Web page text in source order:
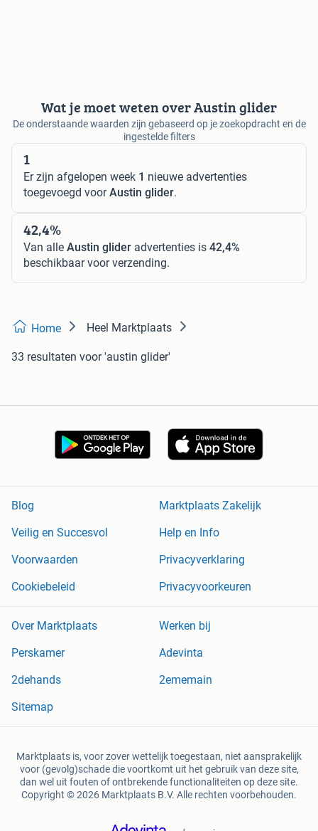
Wat je moet weten over Austin glider
De onderstaande waarden zijn gebaseerd op je zoekopdracht en de
ingestelde filters
1
Er zijn afgelopen week 1 nieuwe advertenties
toegevoegd voorAustin glider.
42,4%
Van alle Austin glider advertenties is 42,4%
beschikbaar voor verzending.
Home Heel Marktplaats
33 resultaten voor 'austin glider'
Blog
Marktplaats Zakelijk
Veilig en Succesvol
Help en Info
Voorwaarden
Privacyverklaring
Cookiebeleid
Privacyvoorkeuren
Over Marktplaats
Werken bij
Perskamer
Adevinta
2dehands
2ememain
Sitemap
Marktplaats is, voor zover wettelijk toegestaan, niet aansprakelijk
voor (gevolg)schade die voortkomt uit het gebruik van deze site,
dan wel uit fouten of ontbrekende functionaliteiten op deze site.
Copyright © 2026 Marktplaats B.V. Alle rechten voorbehouden.